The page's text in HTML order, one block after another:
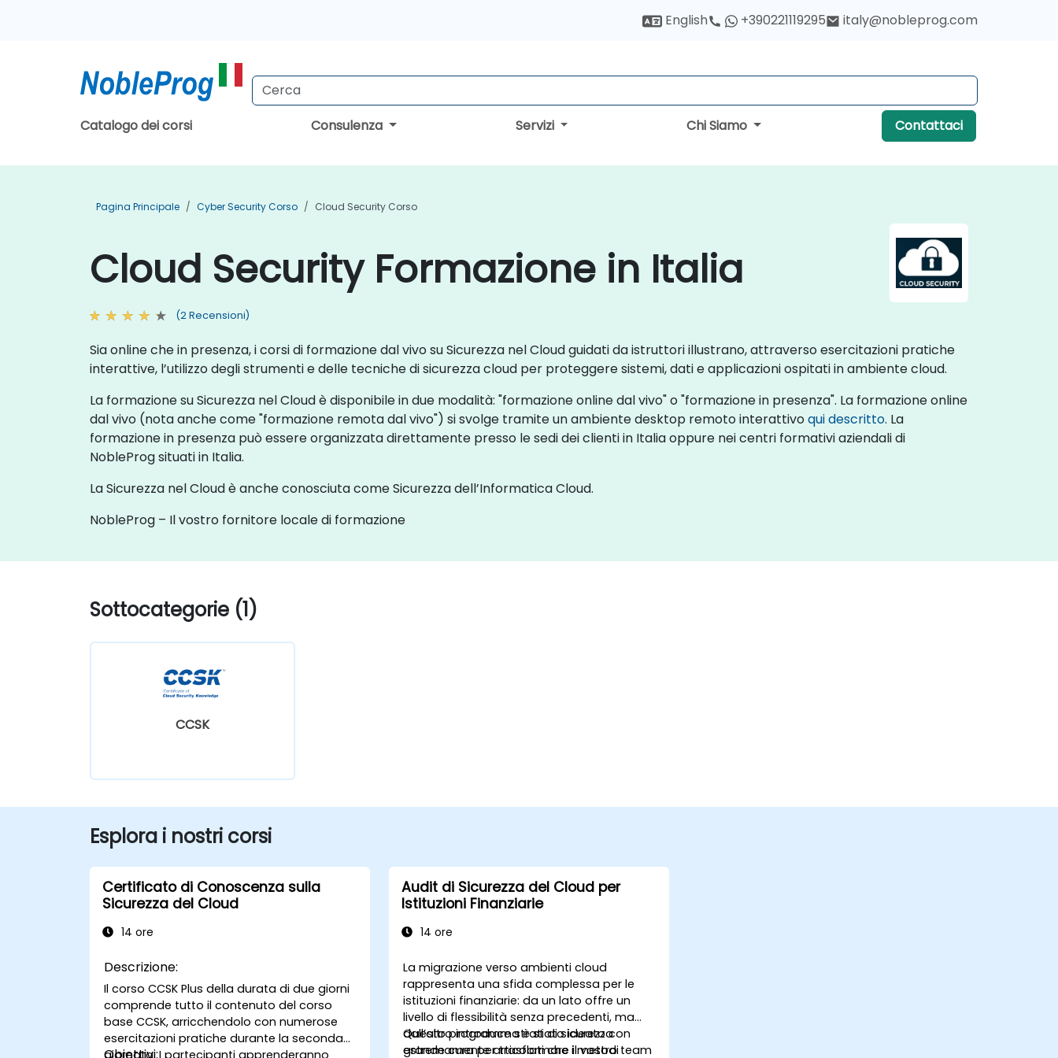
English +390221119295 italy@nobleprog.com
Catalogo dei corsi Consulenza Servizi Chi Siamo Contattaci
Pagina Principale Cyber Security Corso Cloud Security Corso
Cloud Security Formazione in Italia
(2 Recensioni)
Sia online che in presenza, i corsi di formazione dal vivo su Sicurezza nel Cloud guidati da istruttori illustrano, attraverso esercitazioni pratiche
interattive, l’utilizzo degli strumenti e delle tecniche di sicurezza cloud per proteggere sistemi, dati e applicazioni ospitati in ambiente cloud.
La formazione su Sicurezza nel Cloud è disponibile in due modalità: "formazione online dal vivo" o "formazione in presenza". La formazione online
dal vivo (nota anche come "formazione remota dal vivo") si svolge tramite un ambiente desktop remoto interattivoqui descritto. La
formazione in presenza può essere organizzata direttamente presso le sedi dei clienti in Italia oppure nei centri formativi aziendali di
NobleProg situati in Italia.
La Sicurezza nel Cloud è anche conosciuta come Sicurezza dell’Informatica Cloud.
NobleProg – Il vostro fornitore locale di formazione
Sottocategorie (1)
CCSK
Esplora i nostri corsi
Certificato di Conoscenza sulla
Sicurezza del Cloud
14 ore
Descrizione:
Il corso CCSK Plus della durata di due giorni
comprende tutto il contenuto del corso
base CCSK, arricchendolo con numerose
esercitazioni pratiche durante la seconda
giornata. I partecipanti apprenderanno
Obiettivi:
Audit di Sicurezza del Cloud per
Istituzioni Finanziarie
14 ore
La migrazione verso ambienti cloud
rappresenta una sfida complessa per le
istituzioni finanziarie: da un lato offre un
livello di flessibilità senza precedenti, ma
dall’altro introduce strati di sicurezza
estremamente articolati che i metodi
Questo programma è stato ideato con
grande cura per trasformare il vostro team